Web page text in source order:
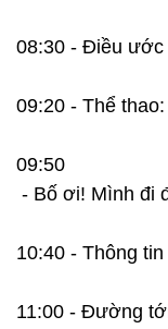
08:30 - Điều ước
09:20 - Thể
09:50
- Bố ơi! Mình đi
10:40 - Thông
11:00 - Đường